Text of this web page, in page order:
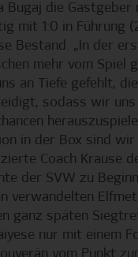
Bugaj die Gastgeber
mit 1:0 in Führung
Bestand. „In der
mehr vom Spiel
an Tiefe gefehlt,
sodass wir
in der Box sind wir
Coach Krause
der SVW zu
verwandelten
ganz späten
nur mit einem
vom Punkt